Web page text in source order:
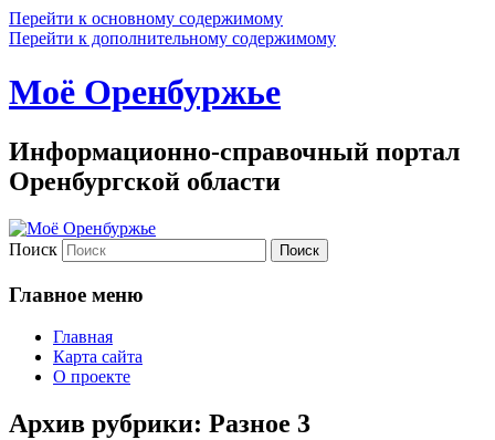
Перейти к основному содержимому
Перейти к дополнительному содержимому
Моё Оренбуржье
Информационно-справочный портал
Оренбургской области
Поиск
Главное меню
Главная
Карта сайта
О проекте
Архив рубрики: Разное 3